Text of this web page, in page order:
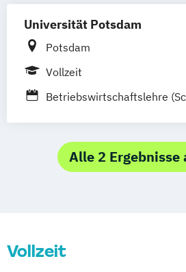
(Schwerpunkt Marketing &
(Schwerpunkt Innovation &
Universität Potsdam
Potsdam
Vollzeit
Betriebswirtschaftslehre
Alle 2 Ergebnisse
Vollzeit